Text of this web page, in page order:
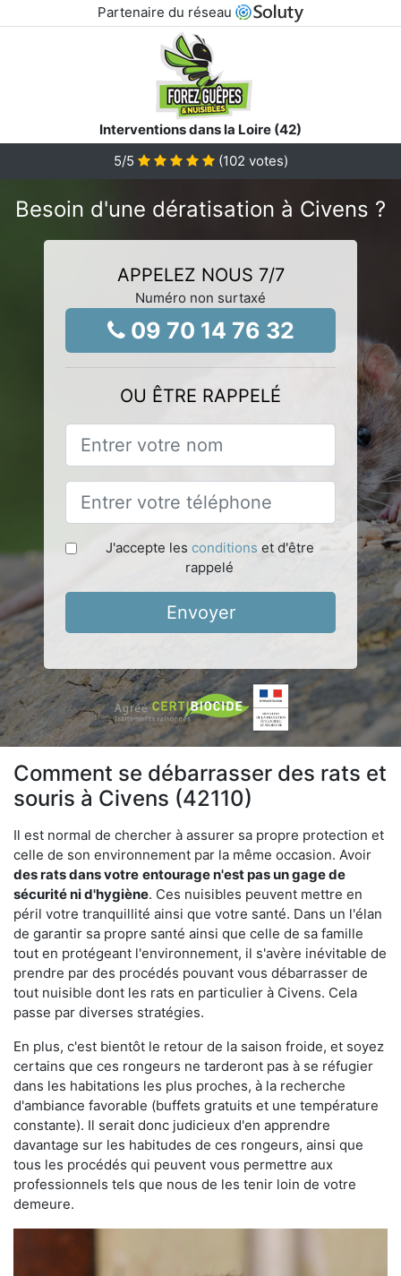
Partenaire du réseau
Interventions dans la Loire (42)
5/5 (102 votes)
Besoin d'une dératisation à Civens ?
APPELEZ NOUS 7/7
Numéro non surtaxé
09 70 14 76 32
OU ÊTRE RAPPELÉ
J'accepte les conditions et d'être
rappelé
Envoyer
Comment se débarrasser des rats et
souris à Civens (42110)
Il est normal de chercher à assurer sa propre protection et
celle de son environnement par la même occasion. Avoir
des rats dans votre entourage n'est pas un gage de
sécurité ni d'hygiène. Ces nuisibles peuvent mettre en
péril votre tranquillité ainsi que votre santé. Dans un l'élan
de garantir sa propre santé ainsi que celle de sa famille
tout en protégeant l'environnement, il s'avère inévitable de
prendre par des procédés pouvant vous débarrasser de
tout nuisible dont les rats en particulier à Civens. Cela
passe par diverses stratégies.
En plus, c'est bientôt le retour de la saison froide, et soyez
certains que ces rongeurs ne tarderont pas à se réfugier
dans les habitations les plus proches, à la recherche
d'ambiance favorable (buffets gratuits et une température
constante). Il serait donc judicieux d'en apprendre
davantage sur les habitudes de ces rongeurs, ainsi que
tous les procédés qui peuvent vous permettre aux
professionnels tels que nous de les tenir loin de votre
demeure.